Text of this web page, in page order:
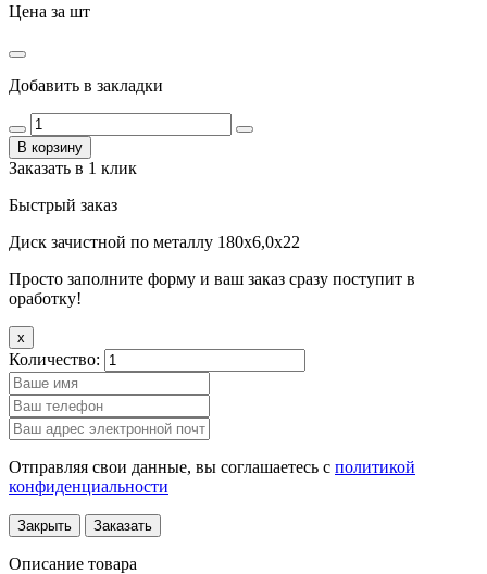
Цена за шт
Добавить в закладки
В корзину
Заказать в 1 клик
Быстрый заказ
Диск зачистной по металлу 180х6,0х22
Просто заполните форму и ваш заказ сразу поступит в
оработку!
x
Количество:
Отправляя свои данные, вы соглашаетесь с политикой
конфиденциальности
Закрыть Заказать
Описание товара